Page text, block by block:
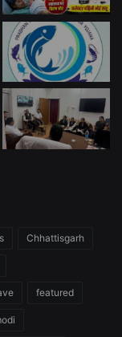
Chhattisgarh
featured